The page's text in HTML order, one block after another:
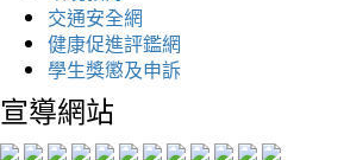
交通安全網
健康促進評鑑網
學生獎懲及申訴
宣導網站